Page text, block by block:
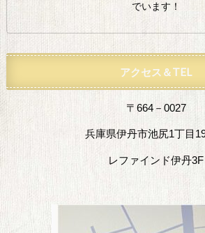
でいます！
アクセス＆TEL
〒664－0027
兵庫県伊丹市池尻1丁目
レファインド伊丹3F